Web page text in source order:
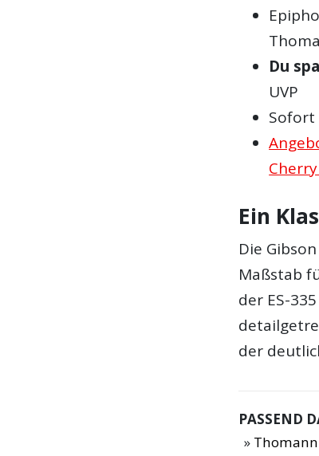
Du
UVP
Sofort
Ein
Die
Maßstab
der ES-
der
PASSEND
Thomann